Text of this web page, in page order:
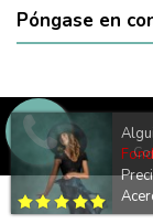
Póngase en